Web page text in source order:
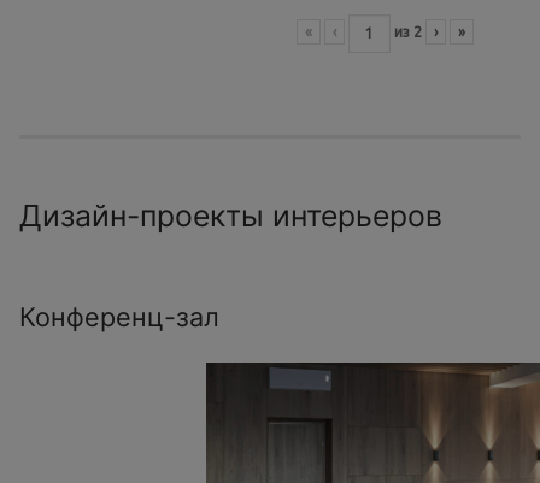
« ‹ из 2 › »
Дизайн-проекты интерьеров
Конференц-зал